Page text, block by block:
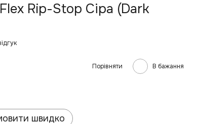
Rip-Stop Сіра (Dark
Порівняти В бажання
швидко